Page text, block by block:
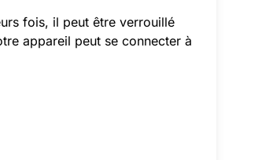
fois, il peut être verrouillé
appareil peut se connecter à